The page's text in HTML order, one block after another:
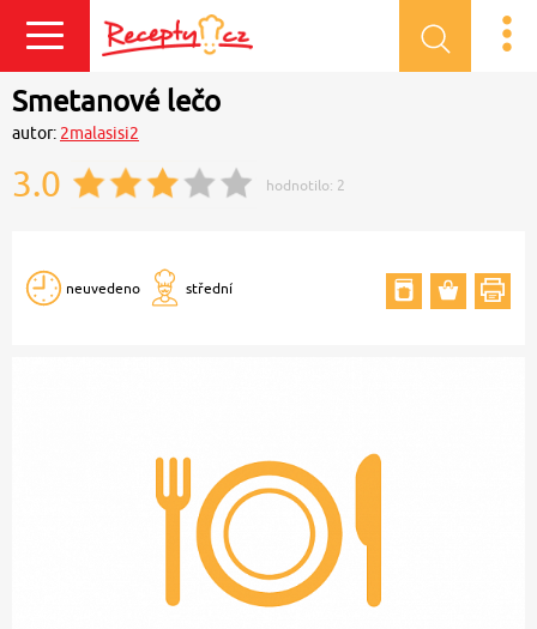
Přihlásit se
Smetanové lečo
autor: 2malasisi2
3.0 hodnotilo: 2
neuvedeno střední